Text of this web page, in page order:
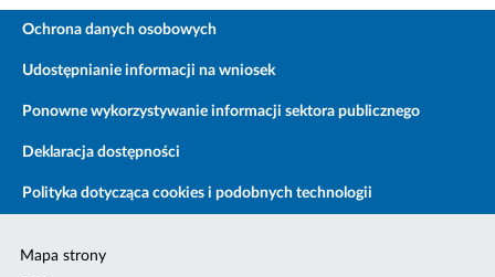
Ochrona danych osobowych
Udostępnianie informacji na wniosek
Ponowne wykorzystywanie informacji sektora publicznego
Deklaracja dostępności
Polityka dotycząca cookies i podobnych technologii
Mapa strony